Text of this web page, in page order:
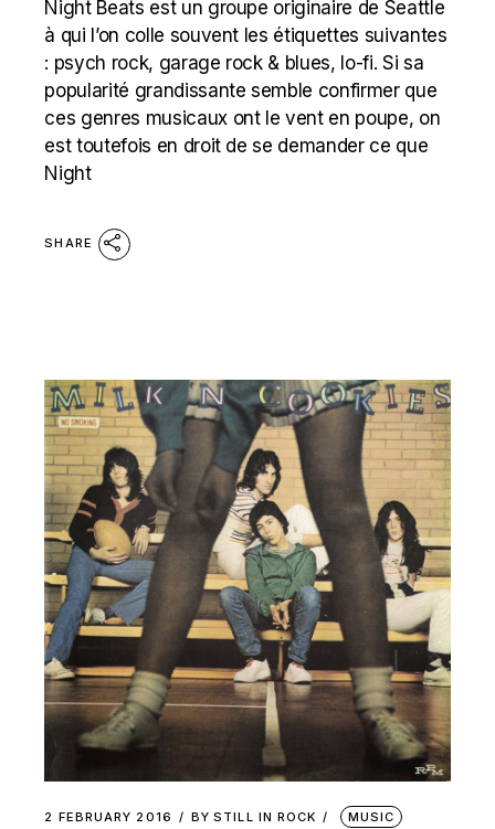
Night Beats est un groupe originaire de Seattle
à qui l’on colle souvent les étiquettes suivantes
: psych rock, garage rock & blues, lo-fi. Si sa
popularité grandissante semble confirmer que
ces genres musicaux ont le vent en poupe, on
est toutefois en droit de se demander ce que
Night
SHARE
2 FEBRUARY 2016 BY STILL IN ROCK
MUSIC